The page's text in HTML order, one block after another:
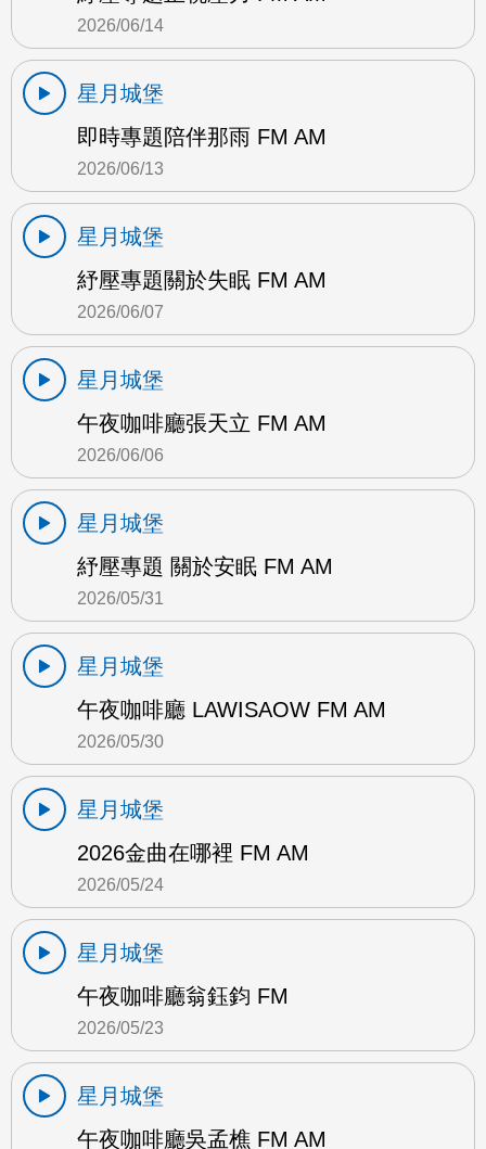
2026/06/14
星月城堡
即時專題陪伴那雨 FM AM
2026/06/13
星月城堡
紓壓專題關於失眠 FM AM
2026/06/07
星月城堡
午夜咖啡廳張天立 FM AM
2026/06/06
星月城堡
紓壓專題 關於安眠 FM AM
2026/05/31
星月城堡
午夜咖啡廳 LAWISAOW FM AM
2026/05/30
星月城堡
2026金曲在哪裡 FM AM
2026/05/24
星月城堡
午夜咖啡廳翁鈺鈞 FM
2026/05/23
星月城堡
午夜咖啡廳吳孟樵 FM AM